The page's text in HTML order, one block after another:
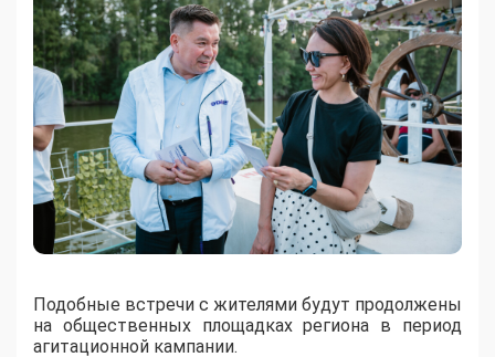
Подобные встречи с жителями будут продолжены
на общественных площадках региона в период
агитационной кампании.